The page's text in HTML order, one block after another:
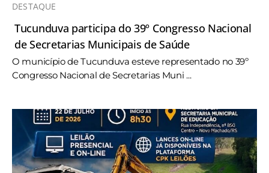
DESTAQUE
Tucunduva participa do 39º Congresso Nacional
de Secretarias Municipais de Saúde
O município de Tucunduva esteve representado no 39º
Congresso Nacional de Secretarias Muni ...